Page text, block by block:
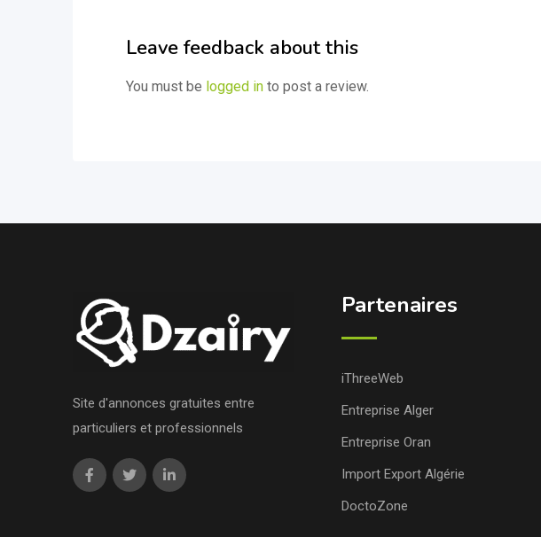
Leave feedback about this
You must be logged in to post a review.
Site d'annonces gratuites entre
particuliers et professionnels
Partenaires
iThreeWeb
Entreprise Alger
Entreprise Oran
Import Export Algérie
DoctoZone